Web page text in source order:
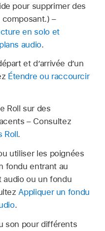
pour supprimer des
composant.) –
en solo et
audio.
et d’arrivée d’un
Étendre ou raccourcir
Roll sur des
– Consultez
Roll.
utiliser les poignées
fondu entrant au
audio ou un fondu
Appliquer un fondu
.
son pour différents